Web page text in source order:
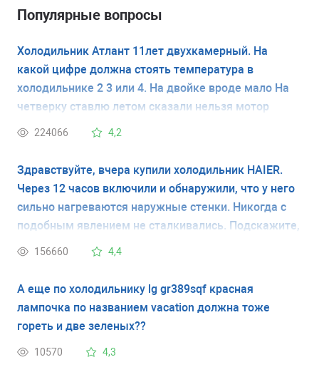
Популярные вопросы
Холодильник Атлант 11лет двухкамерный. На
какой цифре должна стоять температура в
холодильнике 2 3 или 4. На двойке вроде мало На
четверку ставлю летом сказали нельзя мотор
испортится
224066 4,2
Здравствуйте, вчера купили холодильник HAIER.
Через 12 часов включили и обнаружили, что у него
сильно нагреваются наружные стенки. Никогда с
подобным явлением не сталкивались. Подскажите,
это неисправность холодильника или это
156660 4,4
А еще по холодильнику lg gr389sqf красная
лампочка по названием vacation должна тоже
гореть и две зеленых??
10570 4,3